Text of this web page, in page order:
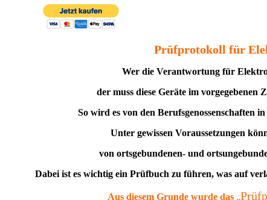
Prüfprotokoll für
Wer die Verantwortung für
der muss diese Geräte im
So wird es von den
Unter gewissen Voraussetzungen
von ortsgebundenen- und
Dabei ist es wichtig ein Prüfbuch zu führen, was auf
Aus diesem Grunde wurde das „